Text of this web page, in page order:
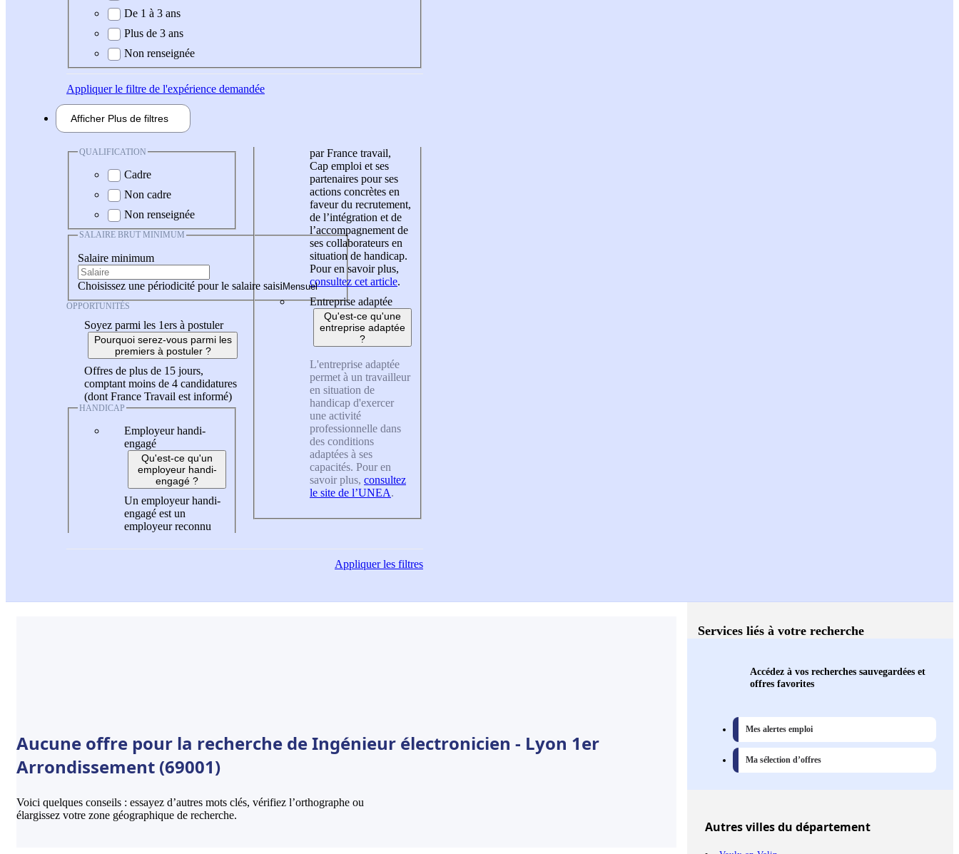
De 1 à 3 ans
Plus de 3 ans
Non renseignée
Appliquerle filtre de l'expérience demandée
Afficher Plus de filtres
QUALIFICATION
Cadre
Non cadre
Non renseignée
SALAIRE BRUT MINIMUM
Salaire minimum
Choisissez une périodicité pour le salaire saisi
OPPORTUNITÉS
Soyez parmi les 1ers à postuler
Pourquoi serez-vous parmi les
premiers à postuler ?
Offres de plus de 15 jours,
comptant moins de 4 candidatures
(dont France Travail est informé)
HANDICAP
Employeur handi-
engagé
Qu'est-ce qu'un
employeur handi-
engagé ?
Un employeur handi-
engagé est un
employeur reconnu
par France travail,
Cap emploi et ses
partenaires pour ses
actions concrètes en
faveur du recrutement,
de l’intégration et de
l’accompagnement de
ses collaborateurs en
situation de handicap.
Pour en savoir plus,
consultez cet article.
Entreprise adaptée
Qu'est-ce qu'une
entreprise adaptée
?
L'entreprise adaptée
permet à un travailleur
en situation de
handicap d'exercer
une activité
professionnelle dans
des conditions
adaptées à ses
capacités. Pour en
savoir plus, consultez
le site de l’UNEA.
Appliquerles filtres
Aucune offre pour la recherche de Ingénieur électronicien - Lyon 1er
Arrondissement (69001)
Voici quelques conseils : essayez d’autres mots clés, vérifiez l’orthographe ou
élargissez votre zone géographique de recherche.
Services liés à votre recherche
Accédez à vos recherches sauvegardées et
offres favorites
Mes alertes emploi
Ma sélection d’offres
Autresvillesdu département